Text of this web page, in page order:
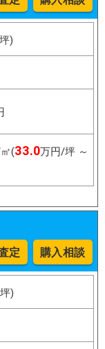
)
(33.0万円/坪 ～
定 購入相談
)